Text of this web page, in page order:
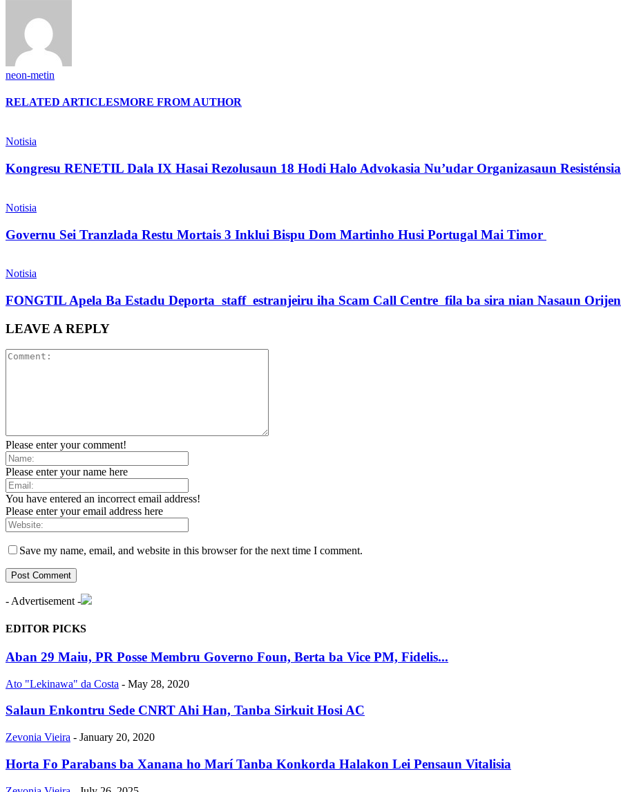
neon-metin
RELATED ARTICLESMORE FROM AUTHOR
Notisia
Kongresu RENETIL Dala IX Hasai Rezolusaun 18 Hodi Halo Advokasia Nu’udar Organizasaun Resisténsia
Notisia
Governu Sei Tranzlada Restu Mortais 3 Inklui Bispu Dom Martinho Husi Portugal Mai Timor
Notisia
FONGTIL Apela Ba Estadu Deporta staff estranjeiru iha Scam Call Centre fila ba sira nian Nasaun Orijen
LEAVE A REPLY
Please enter your comment!
Please enter your name here
You have entered an incorrect email address!
Please enter your email address here
Save my name, email, and website in this browser for the next time I comment.
- Advertisement -
EDITOR PICKS
Aban 29 Maiu, PR Posse Membru Governo Foun, Berta ba Vice PM, Fidelis...
Ato "Lekinawa" da Costa - May 28, 2020
Salaun Enkontru Sede CNRT Ahi Han, Tanba Sirkuit Hosi AC
Zevonia Vieira - January 20, 2020
Horta Fo Parabans ba Xanana ho Marí Tanba Konkorda Halakon Lei Pensaun Vitalisia